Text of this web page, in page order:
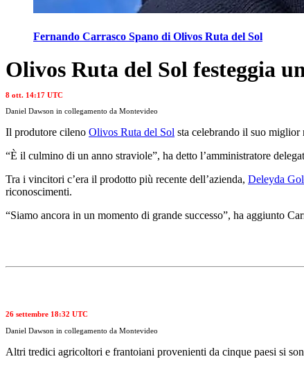
Fernando Carrasco Spano di Olivos Ruta del Sol
Olivos Ruta del Sol festeggia
8 ott. 14:17 UTC
Daniel Dawson in collegamento da Montevideo
Il pro­du­to­re cileno Olivos Ruta del Sol sta cel­e­brando il suo
“È il cul­mi­no di un anno stra­vi­o­le”, ha detto l’am­mini­stra­to­re
Tra i vincitori c’era il prodotto più recente dell’azienda, Deleyda
riconoscimenti.
“Siamo ancora in un momento di grande successo”, ha aggiunto
26 settembre 18:32 UTC
Daniel Dawson in collegamento da Montevideo
Altri tredici agricoltori e frantoiani provenienti da cinque paesi si